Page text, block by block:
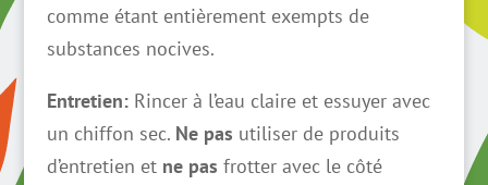
comme étant entièrement exempts de
substances nocives.
Entretien:Rincer à l’eau claire et essuyer avec
un chiffon sec. Ne pas utiliser de produits
d’entretien et ne pas frotter avec le côté